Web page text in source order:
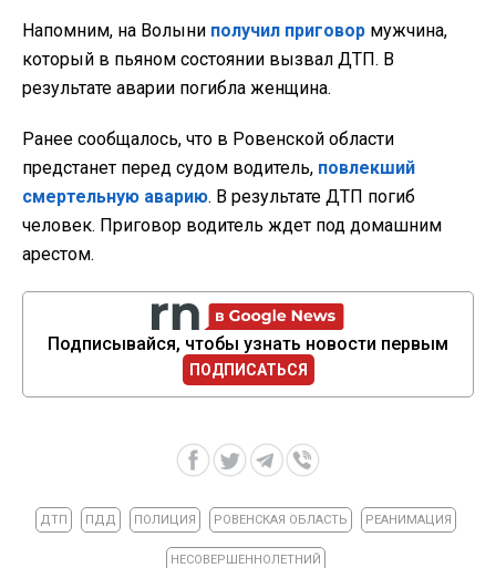
Напомним, на Волыни получил приговор мужчина,
который в пьяном состоянии вызвал ДТП. В
результате аварии погибла женщина.
Ранее сообщалось, что в Ровенской области
предстанет перед судом водитель, повлекший
смертельную аварию. В результате ДТП погиб
человек. Приговор водитель ждет под домашним
арестом.
Подписывайся, чтобы узнать новости первым
ПОДПИСАТЬСЯ
ДТП ПДД ПОЛИЦИЯ РОВЕНСКАЯ ОБЛАСТЬ РЕАНИМАЦИЯ
НЕСОВЕРШЕННОЛЕТНИЙ